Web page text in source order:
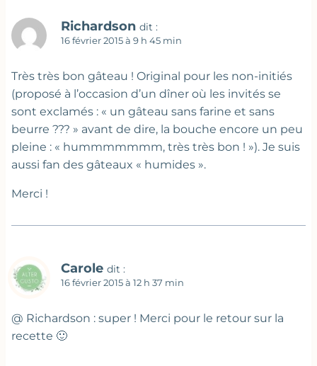
Richardson dit :
16 février 2015 à 9 h 45 min
Très très bon gâteau ! Original pour les non-initiés
(proposé à l’occasion d’un dîner où les invités se
sont exclamés : « un gâteau sans farine et sans
beurre ??? » avant de dire, la bouche encore un peu
pleine : « hummmmmmm, très très bon ! »). Je suis
aussi fan des gâteaux « humides ».
Merci !
Carole dit :
16 février 2015 à 12 h 37 min
@ Richardson : super ! Merci pour le retour sur la
recette 🙂